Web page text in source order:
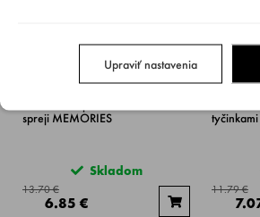
spreji MEMORIES
Skladom
13.70 €
6.85 €
ZĽAVA
11.79 €
Upraviť nastavenia